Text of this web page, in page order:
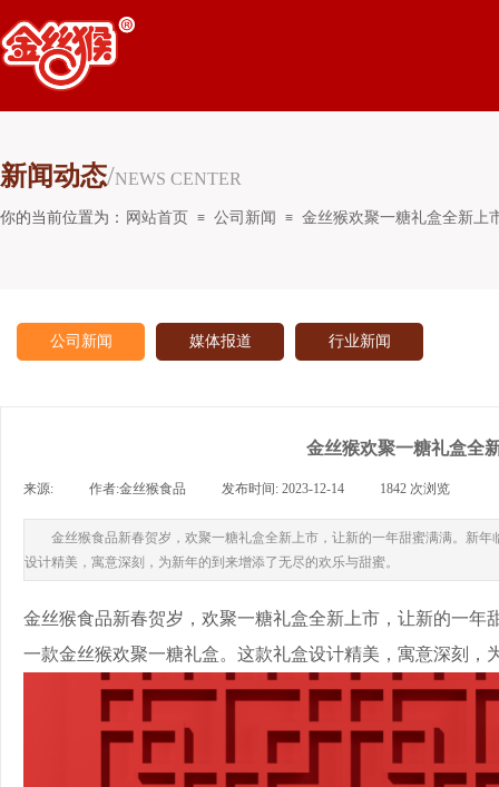
新闻动态/NEWS CENTER
你的当前位置为： 网站首页 ≡ 公司新闻 ≡ 金丝猴欢聚一糖礼盒全新上
公司新闻 媒体报道 行业新闻
金丝猴欢聚一糖礼盒全
来源: 作者:金丝猴食品 发布时间: 2023-12-14 1842 次浏览
金丝猴食品新春贺岁，欢聚一糖礼盒全新上市，让新的一年甜蜜满满。新
设计精美，寓意深刻，为新年的到来增添了无尽的欢乐与甜蜜。
金丝猴食品新春贺岁，欢聚一糖礼盒全新上市，让新的一
一款金丝猴欢聚一糖礼盒。这款礼盒设计精美，寓意深刻，